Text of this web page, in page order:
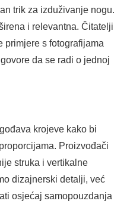
trik za izduživanje nogu.
i relevantna. Čitatelji
primjere s fotografijama
da se radi o jednoj
krojeve kako bi
Proizvođači
struka i vertikalne
dizajnerski detalji, već
osjećaj samopouzdanja